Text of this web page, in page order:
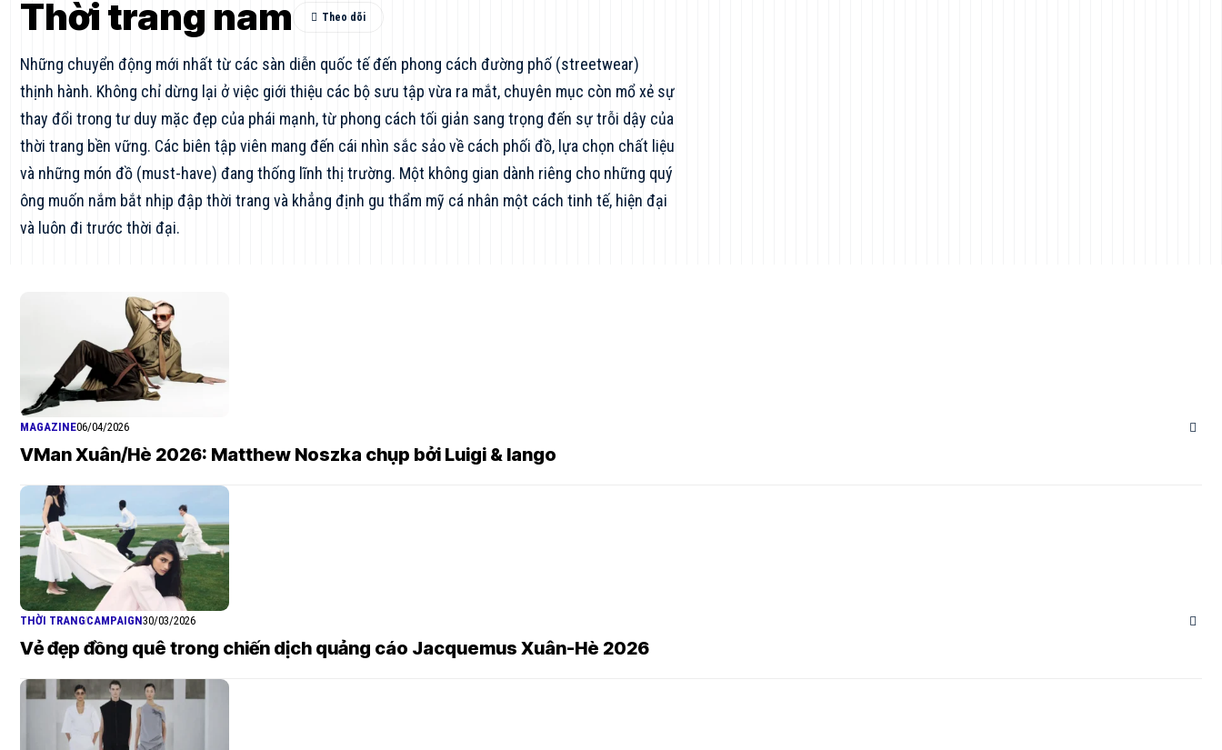
Thời trang nam
Những chuyển động mới nhất từ các sàn diễn quốc tế đến phong cách đường phố (streetwear)
thịnh hành. Không chỉ dừng lại ở việc giới thiệu các bộ sưu tập vừa ra mắt, chuyên mục còn mổ xẻ sự
thay đổi trong tư duy mặc đẹp của phái mạnh, từ phong cách tối giản sang trọng đến sự trỗi dậy của
thời trang bền vững. Các biên tập viên mang đến cái nhìn sắc sảo về cách phối đồ, lựa chọn chất liệu
và những món đồ (must-have) đang thống lĩnh thị trường. Một không gian dành riêng cho những quý
ông muốn nắm bắt nhịp đập thời trang và khẳng định gu thẩm mỹ cá nhân một cách tinh tế, hiện đại
và luôn đi trước thời đại.
MAGAZINE06/04/2026
VMan Xuân/Hè 2026: Matthew Noszka chụp bởi Luigi & Iango
THỜI TRANGCAMPAIGN30/03/2026
Vẻ đẹp đồng quê trong chiến dịch quảng cáo Jacquemus Xuân-Hè 2026